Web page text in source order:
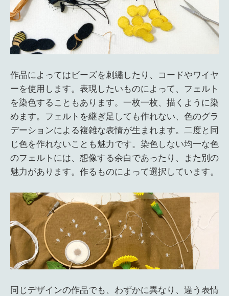
作品によってはビーズを刺繡したり、コードやワイヤ
ーを使用します。表現したいものによって、フェルト
を染色することもあります。一枚一枚、描くように染
めます。フェルトを継ぎ足しても作れない、色のグラ
デーションによる複雑な表情が生まれます。二度と同
じ色を作れないことも魅力です。染色しない均一な色
のフェルトには、想像する余白であったり、また別の
魅力があります。作るものによって選択しています。
同じデザインの作品でも、わずかに異なり、違う表情